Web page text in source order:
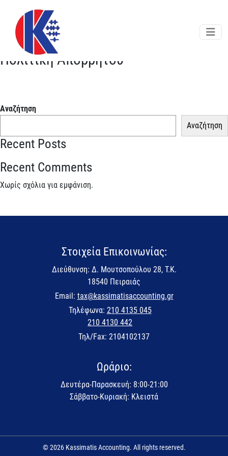
Πολιτική Απορρήτου
Αναζήτηση
Αναζήτηση
Recent Posts
Recent Comments
Χωρίς σχόλια για εμφάνιση.
Στοιχεία Επικοινωνίας:
Διεύθυνση: Δ. Μουτσοπούλου 28, Τ.Κ.
18540 Πειραιάς
Email: tax@kassimatisaccounting.gr
Τηλέφωνα: 210 4135 045
210 4130 442
Τηλ/Fax: 2104102137
Ωράριο:
Δευτέρα-Παρασκευή: 8:00-21:00
Σάββατο-Κυριακή: Κλειστά
© 2026 Kassimatis Accounting. All rights reserved.